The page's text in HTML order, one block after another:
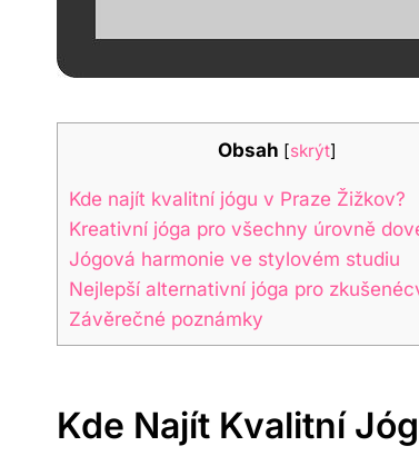
Obsah [skrýt]
Kde najít kvalitní jógu v Praze Žižkov?
Kreativní jóga pro všechny úrovně
Jógová harmonie ve stylovém studiu
Nejlepší alternativní jóga pro
Závěrečné poznámky
Kde Najít Kvalitní